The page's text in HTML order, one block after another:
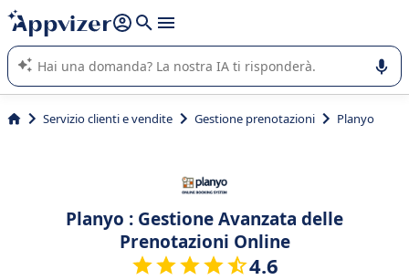
righe con
shift + enter
L'IA di Appvizer vi guida nell'utilizzo o nella scelta di un
software SaaS per la vostra azienda.
Servizio clienti e vendite Gestione prenotazioni Planyo
Planyo : Gestione Avanzata delle
Prenotazioni Online
4.6